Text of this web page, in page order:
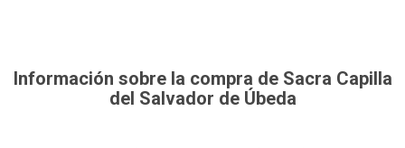
Información sobre la compra de Sacra Capilla
del Salvador de Úbeda